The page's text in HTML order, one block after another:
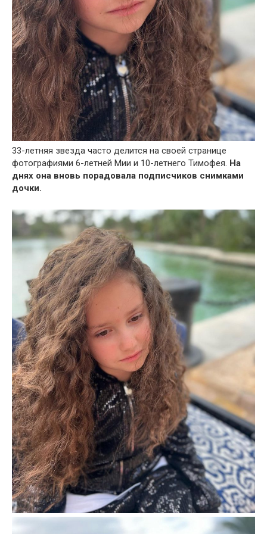
33-летняя звезда часто делится на своей странице
фотографиями 6-летней Мии и 10-летнего Тимофея. На
днях она вновь порадовала подписчиков снимками
дочки.